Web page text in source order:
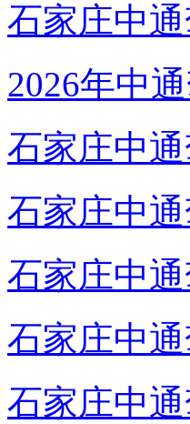
石家庄中
2026年中
石家庄中
石家庄中
石家庄中
石家庄中
石家庄中